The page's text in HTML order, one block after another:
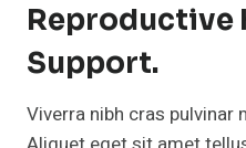
Reproductive
Support.
Viverra nibh cras pulvinar